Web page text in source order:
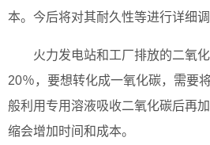
本。今后将对其耐久性等进行详细调
火力发电站和工厂排放的二氧
20％，要想转化成一氧化碳，需要
般利用专用溶液吸收二氧化碳后再
缩会增加时间和成本。